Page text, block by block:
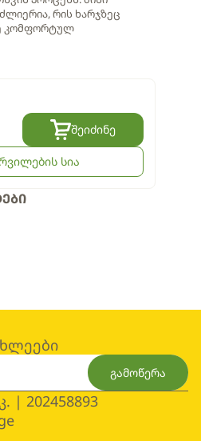
რის ხარჯზეც
კომფორტულ
შეიძინე
სია
გამოწერა
| 202458893